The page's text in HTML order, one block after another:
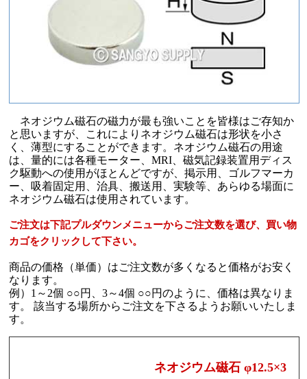
ネオジウム磁石の磁力が最も強いことを皆様はご存知か
と思いますが、これによりネオジウム磁石は形状を小さ
く、薄型にすることができます。ネオジウム磁石の用途
は、量的には各種モーター、MRI、磁気記録装置用ディス
ク駆動への使用がほとんどですが、掲示用、ゴルフマーカ
ー、吸着固定用、治具、搬送用、実験等、あらゆる場面に
ネオジウム磁石は使用されています。
ご注文は下記プルダウンメニューからご注文数を選び、買い物
カゴをクリックして下さい。
商品の価格（単価）はご注文数が多くなると価格がお安く
なります。
例）1～2個 ○○円、3～4個 ○○円のように、価格は異なりま
す。 該当する場所からご注文を下さるようお願いいたしま
す。
ネオジウム磁石 φ12.5×3